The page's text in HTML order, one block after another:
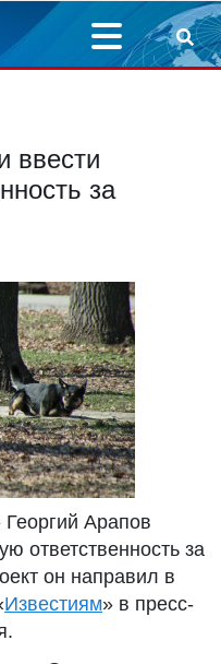
ввести
за
Арапов
ответственность за
он направил в
Известиям» в пресс-